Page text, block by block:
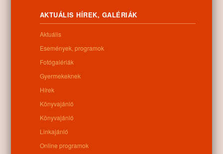
Letöltés
0
Kapcsolódó anyagok
Nem található kapcsolódó anyag
AKTUÁLIS HÍREK, GALÉRIÁK
Aktuális
Események, programok
Fotógalériák
Gyermekeknek
Hírek
Könyvajánló
Könyvajánló
Linkajánló
Online programok